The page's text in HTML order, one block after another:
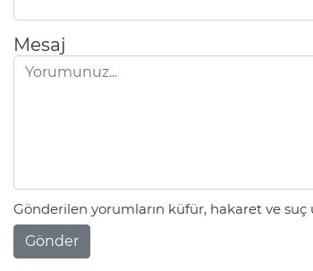
Mesaj
Gönderilen yorumların küfür, hakaret ve suç
Gönder